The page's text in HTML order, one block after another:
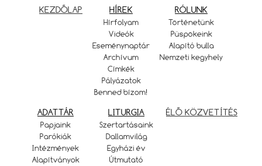
KEZDŐLAP HÍREK
Hírfolyam
Videók
Eseménynaptár
Archívum
Címkék
Pályázatok
Benned bízom!
RÓLUNK
Történetünk
Püspökeink
Alapító bulla
Nemzeti kegyhely
ADATTÁR
Papjaink
Parókiák
Intézmények
Alapítványok
LITURGIA
Szertartásaink
Dallamvilág
Egyházi év
Útmutató
ÉLŐ KÖZVETÍTÉS